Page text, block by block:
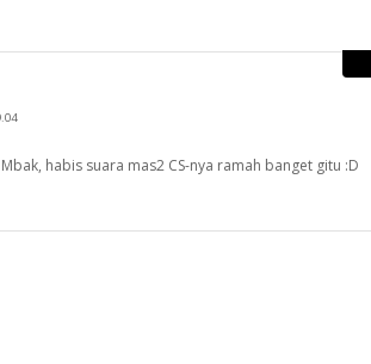
habis suara mas2 CS-nya ramah banget gitu :D